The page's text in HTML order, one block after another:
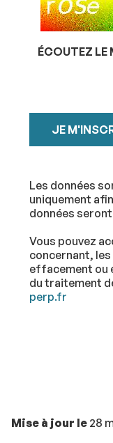
vous
êtes
merci
vide.
ÉCOUTEZ LE
Les données
uniquement
données
Vous pouvez
concernant,
effacement ou
du traitement
perp.fr
Mise à jour le 28